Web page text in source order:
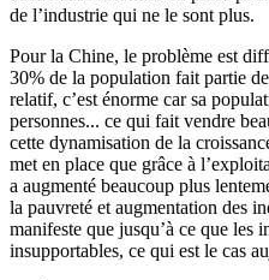
de l’industrie qui ne le sont plus.
Pour la Chine, le problème est
30% de la population fait partie
relatif, c’est énorme car sa
personnes... ce qui fait vendre
cette dynamisation de la
met en place que grâce à
a augmenté beaucoup plus
la pauvreté et augmentation des
manifeste que jusqu’à ce que les
insupportables, ce qui est le cas